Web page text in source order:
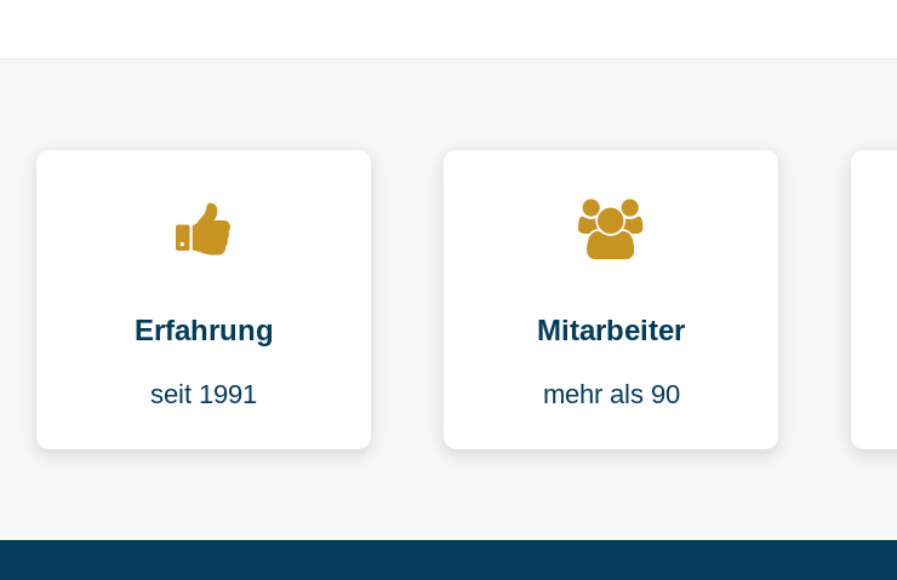
Erfahrung
seit 1991
Mitarbeiter
mehr als 90